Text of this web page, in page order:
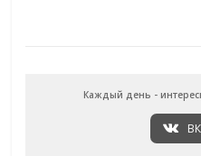
Каждый день -